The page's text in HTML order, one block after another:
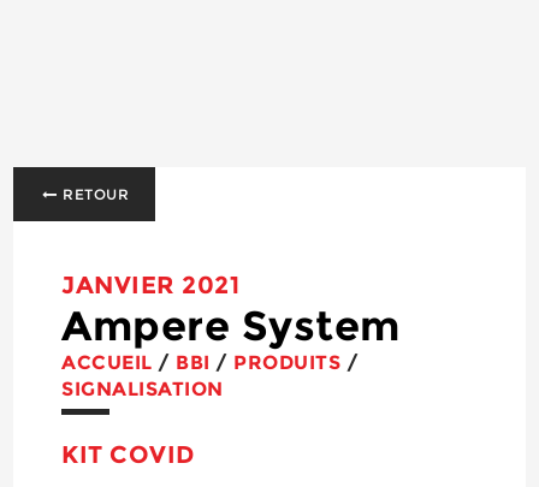
RETOUR
JANVIER 2021
Ampere System
ACCUEIL / BBI / PRODUITS /
SIGNALISATION
KIT COVID